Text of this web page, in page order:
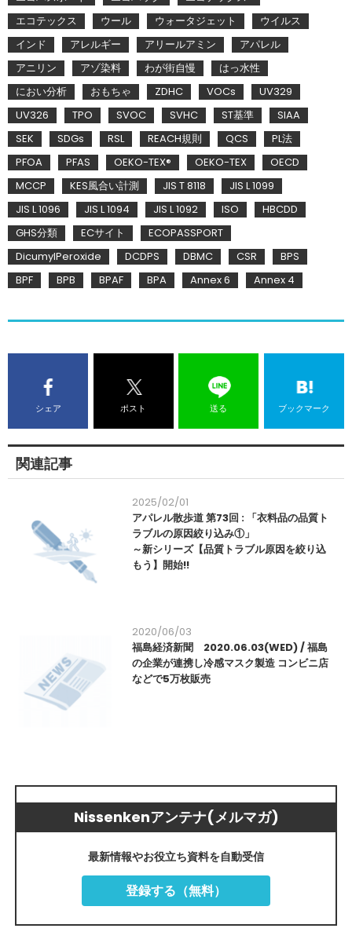
エコテックス
ウール ウォータジェット
ウイルス
インド
アレルギー アリールアミン
アパレル
アニリン
アゾ染料 わが街自慢
はっ水性
におい分析
おもちゃ ZDHC VOCs
UV329
UV326
TPO SVOC SVHC ST基準
SIAA
SEK
SDGs RSL REACH規則 QCS
PL法
PFOA
PFAS OEKO-TEX® OEKO-TEX
OECD
MCCP
KES風合い計測 JIS T 8118
JIS L 1099
JIS L 1096
JIS L 1094 JIS L 1092 ISO
HBCDD
GHS分類
ECサイト
ECOPASSPORT
DicumylPeroxide
DCDPS DBMC CSR
BPS
BPF
BPB BPAF BPA Annex 6 Annex 4
シェア ポスト 送る ブックマーク
関連記事
2025/02/01
アパレル散歩道 第73回 : 「衣料品の品質ト
ラブルの原因絞り込み①」
～新シリーズ【品質トラブル原因を絞り込
もう】開始!!
2020/06/03
福島経済新聞 2020.06.03(WED) / 福島
の企業が連携し冷感マスク製造 コンビニ店
などで5万枚販売
Nissenkenアンテナ(メルマガ)
最新情報やお役立ち資料を自動受信
登録する（無料）